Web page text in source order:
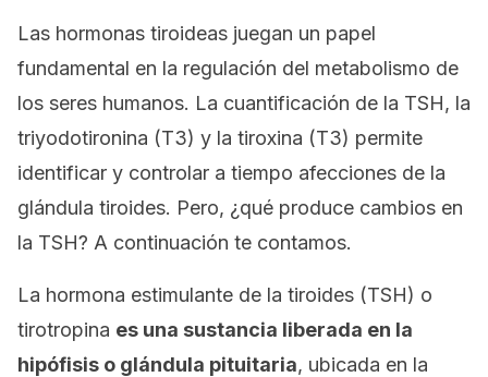
Las hormonas tiroideas juegan un papel
fundamental en la regulación del metabolismo de
los seres humanos. La cuantificación de la TSH, la
triyodotironina (T3) y la tiroxina (T3) permite
identificar y controlar a tiempo afecciones de la
glándula tiroides. Pero, ¿qué produce cambios en
la TSH? A continuación te contamos.
La hormona estimulante de la tiroides (TSH) o
tirotropina es una sustancia liberada en la
hipófisis o glándula pituitaria, ubicada en la